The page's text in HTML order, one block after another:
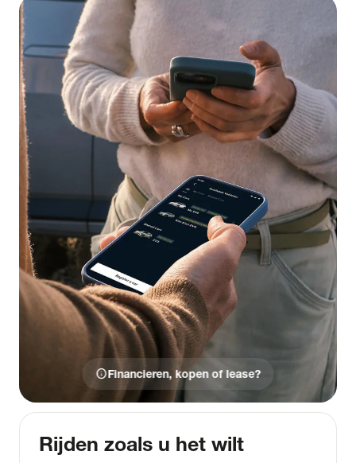
infoFinancieren, kopen of lease?
Rijden zoals u het wilt